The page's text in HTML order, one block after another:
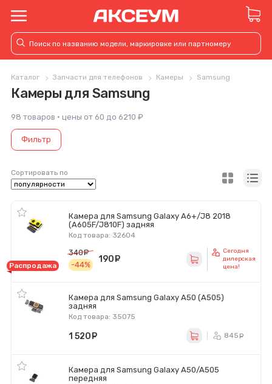
Каталог Запчасти для телефонов Камеры Samsung
Камеры для Samsung
98 товаров · цены от 60 до 6210 ₽
Фильтр
Сортировать по
Камера для Samsung Galaxy A6+/J8 2018
(A605F/J810F) задняя
Код товара: 32604
Распродажа
340
-44%
190
Сегодня
дилерская
цена!
Камера для Samsung Galaxy A50 (A505)
задняя
Код товара: 35075
1 520 845
Камера для Samsung Galaxy A50/A505
передняя